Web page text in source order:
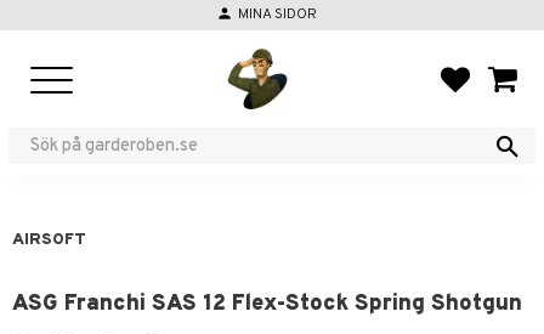
person MINA SIDOR
AIRSOFT
ASG Franchi SAS 12 Flex-Stock Spring Shotgun